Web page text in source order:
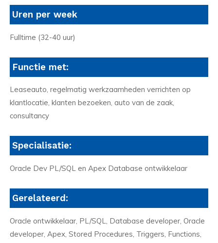
Uren per week
Fulltime (32-40 uur)
Functie met:
Leaseauto, regelmatig werkzaamheden verrichten op
klantlocatie, klanten bezoeken, auto van de zaak,
consultancy
Specialisatie:
Oracle Dev PL/SQL en Apex Database ontwikkelaar
Gerelateerd:
Oracle ontwikkelaar, PL/SQL, Database developer, Oracle
developer, Apex, Stored Procedures, Triggers, Functions,